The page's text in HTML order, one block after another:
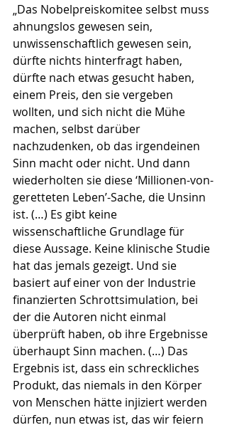
„Das Nobelpreiskomitee selbst muss
ahnungslos gewesen sein,
unwissenschaftlich gewesen sein,
dürfte nichts hinterfragt haben,
dürfte nach etwas gesucht haben,
einem Preis, den sie vergeben
wollten, und sich nicht die Mühe
machen, selbst darüber
nachzudenken, ob das irgendeinen
Sinn macht oder nicht. Und dann
wiederholten sie diese ‘Millionen-von-
geretteten Leben’-Sache, die Unsinn
ist. (…) Es gibt keine
wissenschaftliche Grundlage für
diese Aussage. Keine klinische Studie
hat das jemals gezeigt. Und sie
basiert auf einer von der Industrie
finanzierten Schrottsimulation, bei
der die Autoren nicht einmal
überprüft haben, ob ihre Ergebnisse
überhaupt Sinn machen. (…) Das
Ergebnis ist, dass ein schreckliches
Produkt, das niemals in den Körper
von Menschen hätte injiziert werden
dürfen, nun etwas ist, das wir feiern